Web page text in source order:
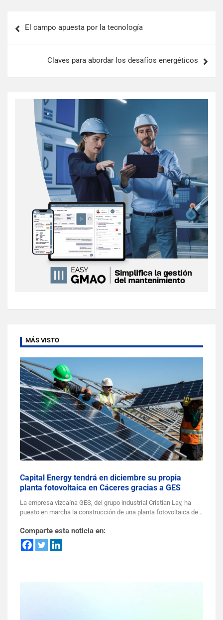
El campo apuesta por la tecnología
Claves para abordar los desafíos energéticos
MÁS VISTO
Capital Energy tendrá en diciembre su propia
planta fotovoltaica en Cáceres gracias a GES
La empresa vizcaína GES, del grupo industrial Cristian Lay, ha
puesto en marcha la construcción de una planta fotovoltaica de…
Comparte esta noticia en: